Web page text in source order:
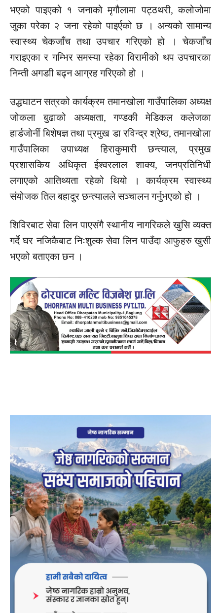
भएको पाइएको १ जनाको मृगौलामा पट्ठथरी, कलोजोमा
जुका परेका २ जना रहेको पाइर्एको छ । अन्यको सामान्य
स्वास्थ्य चेकजाँच तथा उपचार गरिएको हो । चेकजाँच
गराइएका र गम्भिर समस्या रहेका विरामीको थप उपचारका
निम्ती अगडाी बढ्न आग्रह गरिएको हो ।
उद्धघाटन सत्रको कार्यक्रम तमानखोला गाउँपालिका अध्यक्ष
जोकला बुढाको अध्यक्षता, गण्डकी मेडिकल कलेजका
हार्डजोर्नी बिशेषज्ञ तथा प्रमुख डा रविन्द्र श्रेष्ठ, तमानखोला
गाउँपालिका उपाध्यक्ष हिराकुमारी छन्त्याल, प्रमुख
प्रशासकिय अधिकृत ईश्वरलाल शाक्य, जनप्रतिनिधी
लगाएको आतिथ्यता रहेको थियो । कार्यक्रम स्वास्थ्य
संयोजक तिल बहादुर छन्त्यालले सञ्चालन गर्नुभएको हो ।
शिविरबाट सेवा लिन पाएसंगै स्थानीय नागरिकले खुसि व्यक्त
गर्दे घर नजिकैबाट निःशुल्क सेवा लिन पाउँदा आफुहरु खुसी
भएको बताएका छन ।